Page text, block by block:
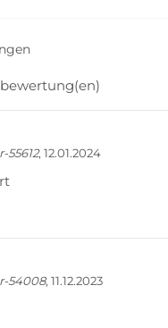
55612, 12.01.2024
54008, 11.12.2023